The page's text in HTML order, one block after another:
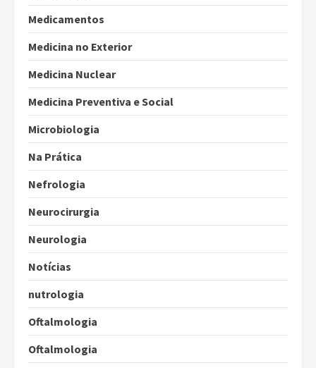
Medicamentos
Medicina no Exterior
Medicina Nuclear
Medicina Preventiva e Social
Microbiologia
Na Prática
Nefrologia
Neurocirurgia
Neurologia
Notícias
nutrologia
Oftalmologia
Oftalmologia